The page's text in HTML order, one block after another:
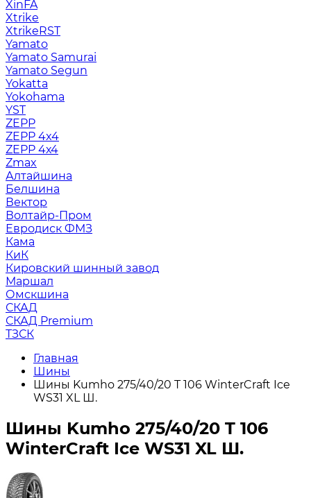
XinFA
Xtrike
XtrikeRST
Yamato
Yamato Samurai
Yamato Segun
Yokatta
Yokohama
YST
ZEPP
ZEPP 4x4
ZEPP 4х4
Zmax
Алтайшина
Белшина
Вектор
Волтайр-Пром
Евродиск ФМЗ
Кама
КиК
Кировский шинный завод
Маршал
Омскшина
СКАД
СКАД Premium
ТЗСК
Главная
Шины
Шины Kumho 275/40/20 T 106 WinterCraft Ice
WS31 XL Ш.
Шины Kumho 275/40/20 T 106
WinterCraft Ice WS31 XL Ш.